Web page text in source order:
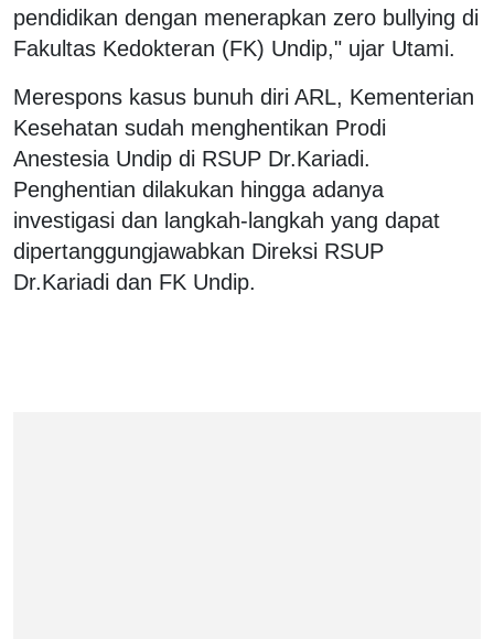
pendidikan dengan menerapkan zero bullying di
Fakultas Kedokteran (FK) Undip," ujar Utami.
Merespons kasus bunuh diri ARL, Kementerian
Kesehatan sudah menghentikan Prodi
Anestesia Undip di RSUP Dr.Kariadi.
Penghentian dilakukan hingga adanya
investigasi dan langkah-langkah yang dapat
dipertanggungjawabkan Direksi RSUP
Dr.Kariadi dan FK Undip.